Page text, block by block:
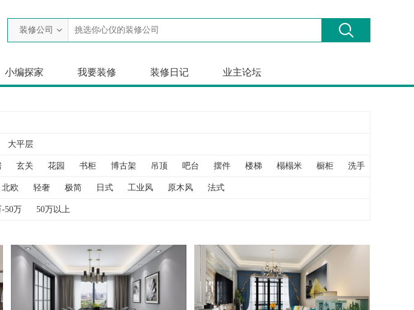
装修公司
小编探家 我要装修 装修日记 业主论坛
大平层
玄关 花园 书柜 博古架 吊顶 吧台 摆件 楼梯 榻榻米 橱柜 洗手
阁楼 隐形门 隔断 鞋柜 飘窗
北欧 轻奢 极简 日式 工业风 原木风 法式
-50万 50万以上